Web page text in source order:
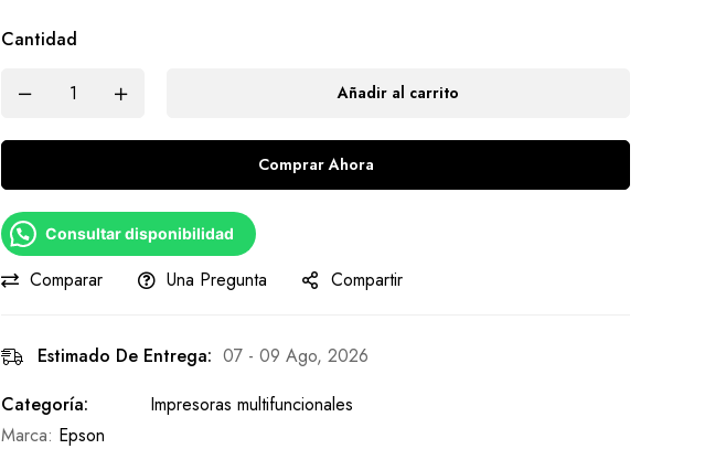
Cantidad
Añadir al carrito
Comprar Ahora
Consultar disponibilidad
Comparar Una Pregunta Compartir
Estimado De Entrega: 07 - 09 Ago, 2026
Categoría:
Impresoras multifuncionales
Marca: Epson